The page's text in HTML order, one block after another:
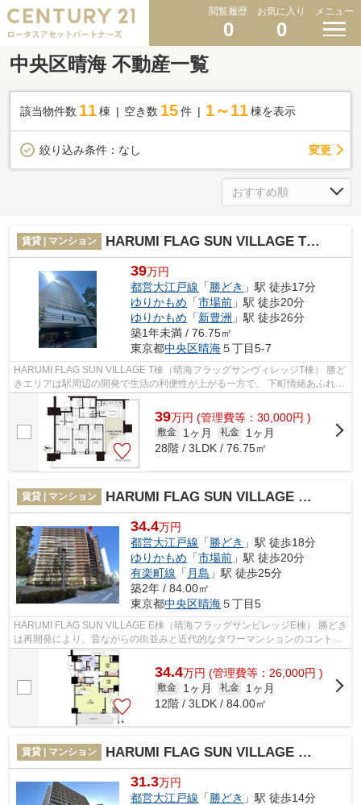
閲覧履歴
0
お気に入り
0
メニュー
中央区晴海 不動産一覧
該当物件数 11棟 空き数 15 件 1～11 棟を表示
絞り込み条件： なし 変更
賃貸 | マンション HARUMI FLAG SUN VILLAGE T棟（晴海フラッグサンヴィレッジT棟）
39万円
都営大江戸線 「勝どき 」駅 徒歩17分
ゆりかもめ 「市場前 」駅 徒歩20分
ゆりかもめ 「新豊洲 」駅 徒歩26分
築1年未満 / 76.75㎡
東京都中央区晴海５丁目5-7
HARUMI FLAG SUN VILLAGE T棟（晴海フラッグサンヴィレッジT棟） 勝ど
きエリアは駅周辺の開発で生活の利便性が上がる一方で、 下町情緒あふれる
街並みや隅田川を従来する屋形船など、...
39万円 (管理費等：30,000円 )
敷金 1ヶ月 礼金
1ヶ月
28階 / 3LDK / 76.75㎡
賃貸 | マンション HARUMI FLAG SUN VILLAGE E棟（晴海フラッグサンビレッジE棟
34.4万円
都営大江戸線 「 勝どき 」駅 徒歩18分
ゆりかもめ 「市場前 」駅 徒歩20分
有楽町線 「 月島 」駅 徒歩25分
築2年 / 84.00㎡
東京都中央区晴海５丁目5
HARUMI FLAG SUN VILLAGE E棟（晴海フラッグサンビレッジE棟） 勝どき
は再開発により、昔ながらの街並みと近代的なタワーマンションのコントラ
ストが魅力の一つになりました。 今後も...
34.4万円 (管理費等：26,000円 )
敷金 1ヶ月 礼金
1ヶ月
12階 / 3LDK / 84.00㎡
賃貸 | マンション HARUMI FLAG SUN VILLAGE D棟（晴海フラッグサンビレッジD棟）
31.3万円
都営大江戸線 「 勝どき 」駅 徒歩14分